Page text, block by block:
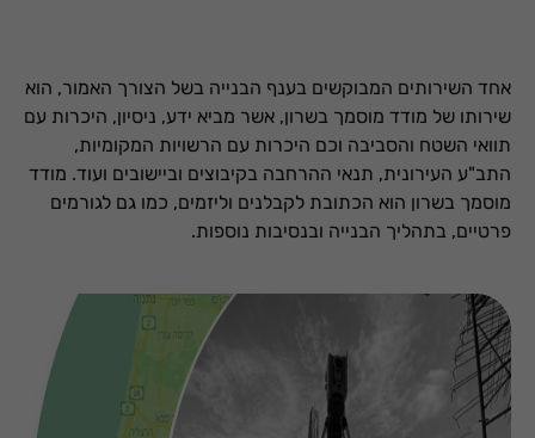
אחד השירותים המבוקשים בענף הבנייה בשל הצורך האמור, הוא
שירותו של מודד מוסמך בשרון, אשר מביא ידע, ניסיון, היכרות עם
תוואי השטח והסביבה וכם היכרות עם הרשויות המקומיות,
התב"ע העירונית, תנאי ההרחבה בקיבוצים וביישובים ועוד. מודד
מוסמך בשרון הוא הכתובת לקבלנים וליזמים, כמו גם לגורמים
פרטיים, בתהליך הבנייה ובנסיבות נוספות.